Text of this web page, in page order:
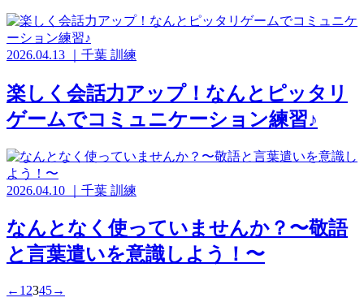
2026.04.13 千葉 訓練
楽しく会話力アップ！なんとピッタリ
ゲームでコミュニケーション練習♪
2026.04.10 千葉 訓練
なんとなく使っていませんか？〜敬語
と言葉遣いを意識しよう！〜
← 1 2345→